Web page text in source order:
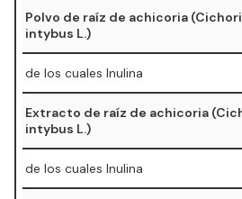
Polvo de raíz de achicoria
intybus L.)
de los cuales Inulina
Extracto de raíz de achicoria
intybus L.)
de los cuales Inulina